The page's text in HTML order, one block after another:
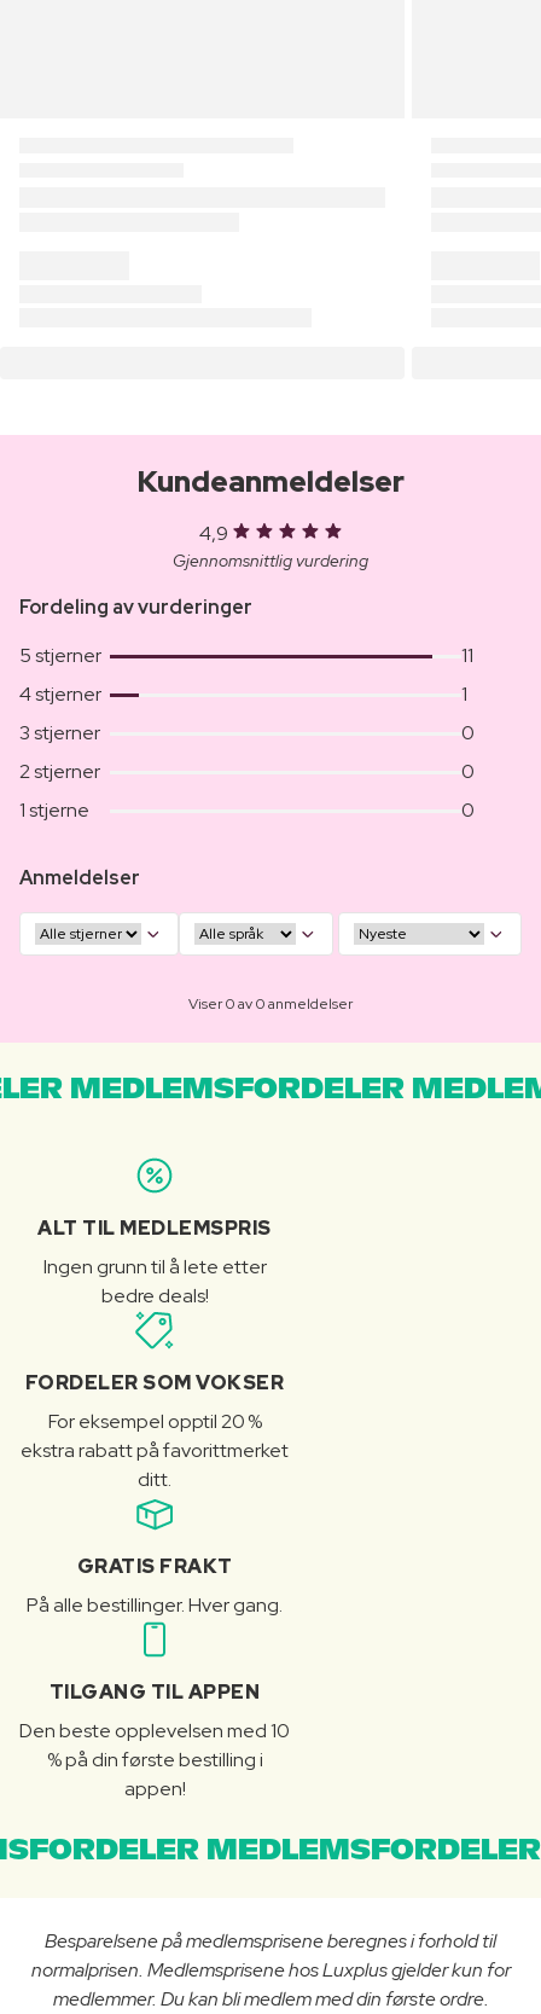
Kundeanmeldelser
4,9
Gjennomsnittlig vurdering
Fordeling av vurderinger
5 stjerner
11
4 stjerner
1
3 stjerner
0
2 stjerner
0
1 stjerne
0
Anmeldelser
Viser 0 av 0 anmeldelser
MEDLEMSFORDELER
ALT TIL MEDLEMSPRIS
Ingen grunn til å lete etter
bedre deals!
FORDELER SOM VOKSER
For eksempel opptil 20 %
ekstra rabatt på favorittmerket
ditt.
GRATIS FRAKT
På alle bestillinger. Hver gang.
TILGANG TIL APPEN
Den beste opplevelsen med 10
% på din første bestilling i
appen!
Besparelsene på medlemsprisene beregnes i forhold til
normalprisen. Medlemsprisene hos Luxplus gjelder kun for
medlemmer. Du kan bli medlem med din første ordre.